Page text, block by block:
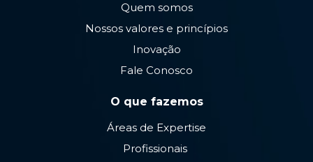
Quem somos
Nossos valores e princípios
Inovação
Fale Conosco
O que fazemos
Áreas de Expertise
Profissionais